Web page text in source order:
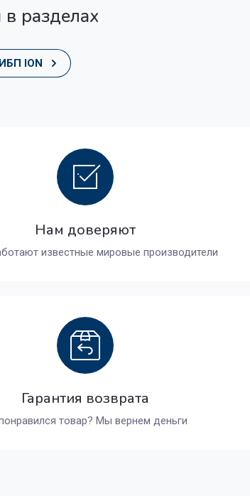
разделах
ИБП ION
Нам доверяют
известные мировые производители
Гарантия возврата
товар? Мы вернем деньги